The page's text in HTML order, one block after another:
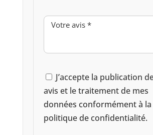
J’accepte la publication
avis et le traitement de mes
données conformément à la
politique de confidentialité.